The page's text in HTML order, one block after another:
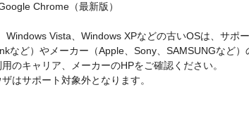
Chrome（最新版）
Vista、Windows XPなどの古いOSは、サポー
など）やメーカー（Apple、Sony、SAMSUNGなど
のキャリア、メーカーのHPをご確認ください。
はサポート対象外となります。